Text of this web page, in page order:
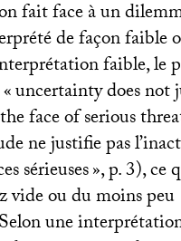
fait face à un
de façon faible
faible, le
uncertainty does not
face of serious
ne justifie pas
sérieuses», p. 3), ce
vide ou du moins peu
une